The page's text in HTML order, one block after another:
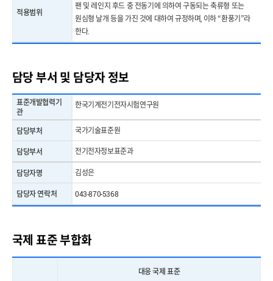
적용범위
팬 및 레인지 후드 중 전동기에 의하여 구동되는 축류형 또는
원심형 날개 등을 가진 것에 대하여 규정하며, 이하 “환풍기”라
한다.
담당 부서 및 담당자 정보
표준개발협력기
관
한국기계전기전자시험연구원
담당부처 국가기술표준원
담당부서 전기전자정보표준과
담당자명 김성은
담당자 연락처 043-870-5368
국제 표준 부합화
대응 국제 표준